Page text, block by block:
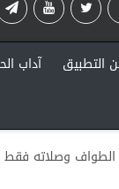
التطبيق آداب
الطواف وصلاته